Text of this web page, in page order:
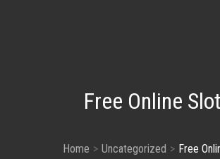
Free Online
Home Uncategorized Free